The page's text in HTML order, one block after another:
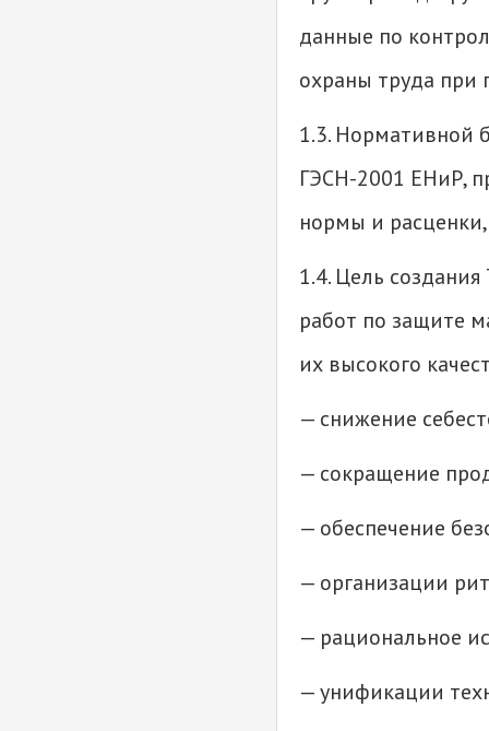
данные по
охраны труда при
1.3. Нормативной
ГЭСН-2001 ЕНиР,
нормы и
1.4. Цель
работ по защите
их высокого
— снижение
— сокращение
— обеспечение
— организации
— рациональное
— унификации